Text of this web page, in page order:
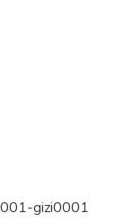
gizi0001